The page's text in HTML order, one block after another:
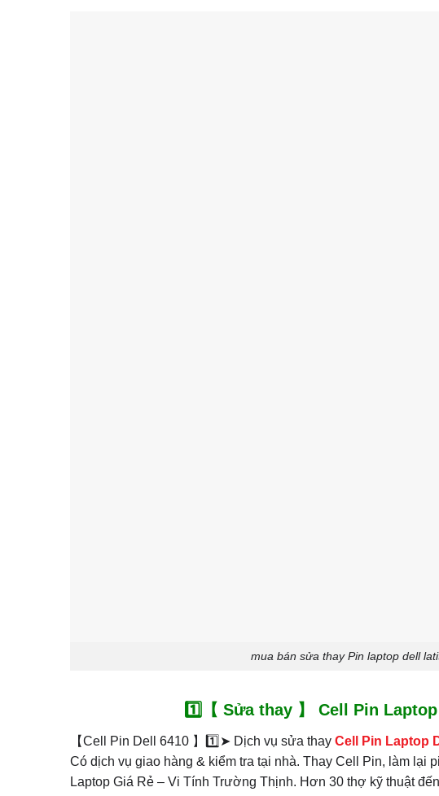
mua bán sửa thay Pin laptop dell
1️⃣【 Sửa thay 】 Cell Pin Laptop
【Cell Pin Dell 6410 】1️⃣➤ Dịch vụ sửa thay Cell Pin Laptop
Có dịch vụ giao hàng & kiểm tra tại nhà. Thay Cell Pin, làm lại
Laptop Giá Rẻ – Vi Tính Trường Thịnh. Hơn 30 thợ kỹ thuật